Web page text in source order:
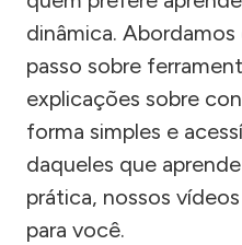
dinâmica.
passo sobre
explicações sobre
forma simples e
daqueles que
prática, nossos
para você.